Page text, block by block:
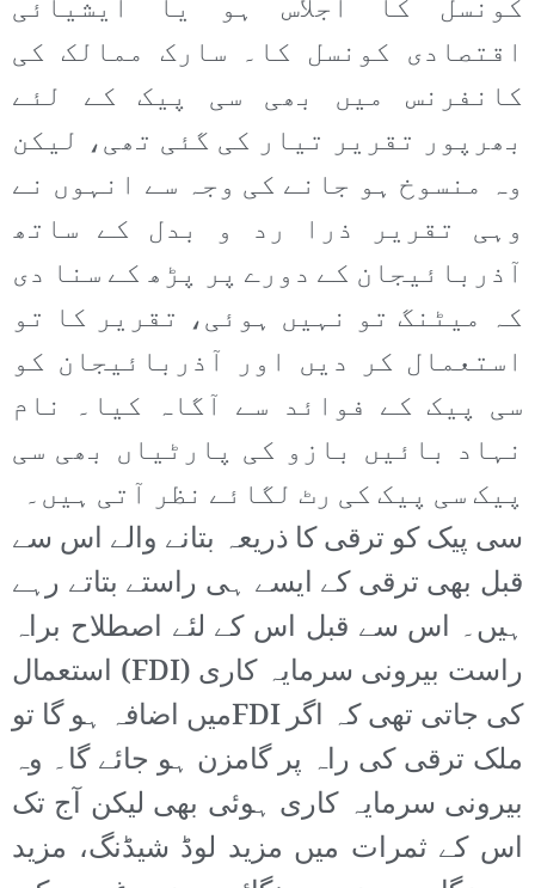
کونسل کا اجلاس ہو یا ایشیائی
اقتصادی کونسل کا۔ سارک ممالک کی
کانفرنس میں بھی سی پیک کے لئے
بھرپور تقریر تیار کی گئی تھی، لیکن
وہ منسوخ ہو جانے کی وجہ سے انہوں نے
وہی تقریر ذرا رد و بدل کے ساتھ
آذربائیجان کے دورے پر پڑھ کے سنا دی
کہ میٹنگ تو نہیں ہوئی، تقریر کا تو
استعمال کر دیں اور آذربائیجان کو
سی پیک کے فوائد سے آگاہ کیا۔ نام
نہاد بائیں بازو کی پارٹیاں بھی سی
پیک سی پیک کی رٹ لگائے نظر آتی ہیں۔
سی پیک کو ترقی کا ذریعہ بتانے والے اس سے
قبل بھی ترقی کے ایسے ہی راستے بتاتے رہے
ہیں۔ اس سے قبل اس کے لئے اصطلاح براہ
راست بیرونی سرمایہ کاری (FDI) استعمال
کی جاتی تھی کہ اگر FDIمیں اضافہ ہو گا تو
ملک ترقی کی راہ پر گامزن ہو جائے گا۔ وہ
بیرونی سرمایہ کاری ہوئی بھی لیکن آج تک
اس کے ثمرات میں مزید لوڈ شیڈنگ، مزید